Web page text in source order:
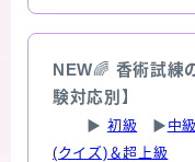
NEW🌈 香術試練
験対応別】
▶ 初級 ▶ 中級
(クイズ)＆超上級